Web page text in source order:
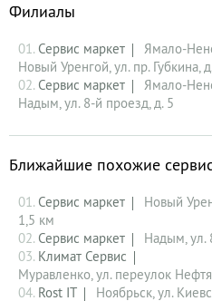
Филиалы
01. Сервис маркет
Ямало-
Новый Уренгой, ул. пр. Губкина,
02. Сервис маркет
Ямало-
Надым, ул. 8-й проезд, д. 5
Ближайшие похожие
01. Сервис маркет Новый
1,5 км
02. Сервис маркет Надым, ул.
03. Климат Сервис
Муравленко, ул. переулок
04. Rost IT Ноябрьск, ул.